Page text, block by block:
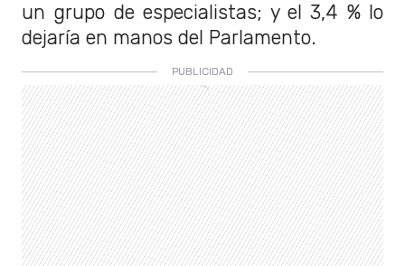
un grupo de especialistas; y el 3,4 % lo
dejaría en manos del Parlamento.